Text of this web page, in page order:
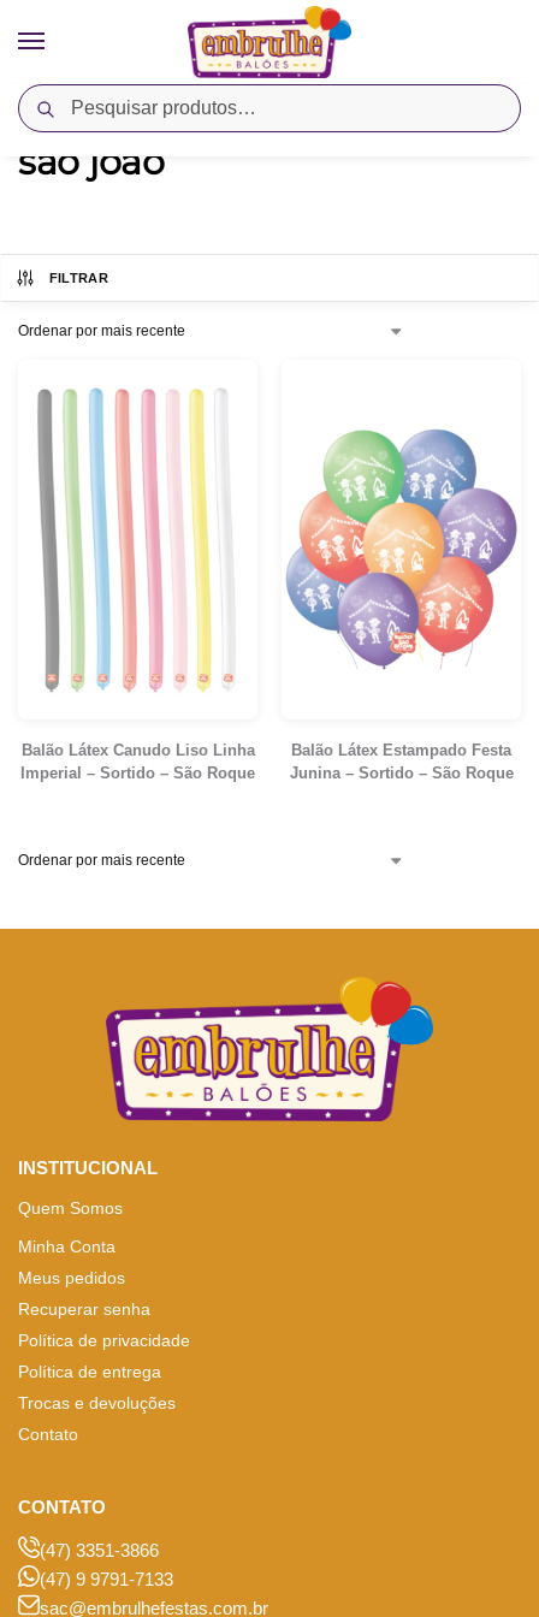
Pesquisar
Início Produtos marcados com a tag “são joão”
são joão
FILTRAR
Balão Látex Canudo Liso Linha
Imperial – Sortido – São Roque
Balão Látex Estampado Festa
Junina – Sortido – São Roque
INSTITUCIONAL
Quem Somos
Minha Conta
Meus pedidos
Recuperar senha
Política de privacidade
Política de entrega
Trocas e devoluções
Contato
CONTATO
(47) 3351-3866
(47) 9 9791-7133
sac@embrulhefestas.com.br